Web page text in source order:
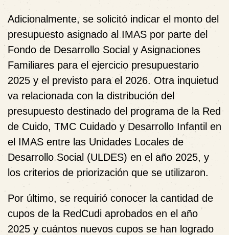
Adicionalmente, se solicitó indicar el monto del
presupuesto asignado al IMAS por parte del
Fondo de Desarrollo Social y Asignaciones
Familiares para el ejercicio presupuestario
2025 y el previsto para el 2026. Otra inquietud
va relacionada con la distribución del
presupuesto destinado del programa de la Red
de Cuido, TMC Cuidado y Desarrollo Infantil en
el IMAS entre las Unidades Locales de
Desarrollo Social (ULDES) en el año 2025, y
los criterios de priorización que se utilizaron.
Por último, se requirió conocer la cantidad de
cupos de la RedCudi aprobados en el año
2025 y cuántos nuevos cupos se han logrado